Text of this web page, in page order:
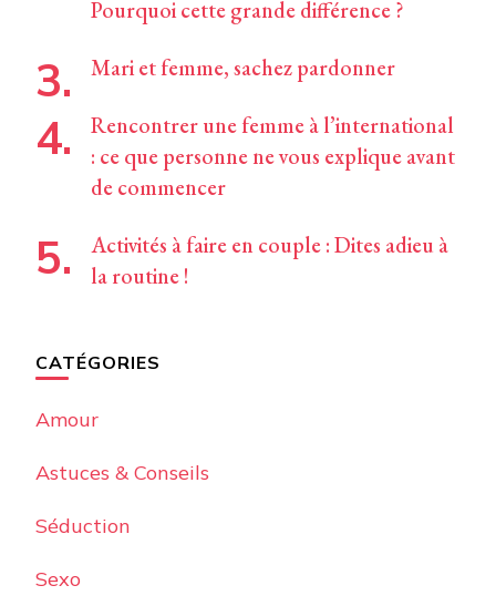
Pourquoi cette grande différence ?
Mari et femme, sachez pardonner
Rencontrer une femme à l’international
: ce que personne ne vous explique avant
de commencer
Activités à faire en couple : Dites adieu à
la routine !
CATÉGORIES
Amour
Astuces & Conseils
Séduction
Sexo